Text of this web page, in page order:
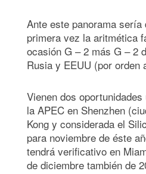
Ante este panorama sería
primera vez la aritmética
ocasión G – 2 más G – 2
Rusia y EEUU (por orden
Vienen dos
la APEC en Shenzhen
Kong y considerada el
para noviembre de éste
tendrá verificativo en
de diciembre también de